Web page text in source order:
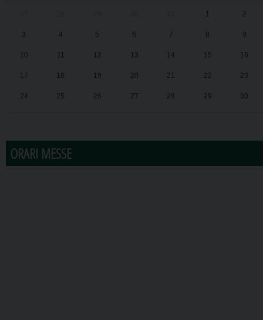
1 2
3 4 5 6 7 8 9
10 11 12 13 14 15 16
17 18 19 20 21 22 23
24 25 26 27 28 29 30
ORARI MESSE